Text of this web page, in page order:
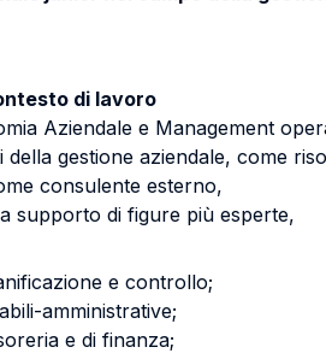
di lavoro
Aziendale e Management
della gestione aziendale, come
consulente esterno,
supporto di figure più esperte,
e controllo;
amministrative;
e di finanza;